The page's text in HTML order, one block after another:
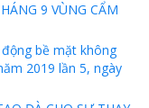
9 VÙNG CẨM
bề mặt không
2019 lần 5, ngày